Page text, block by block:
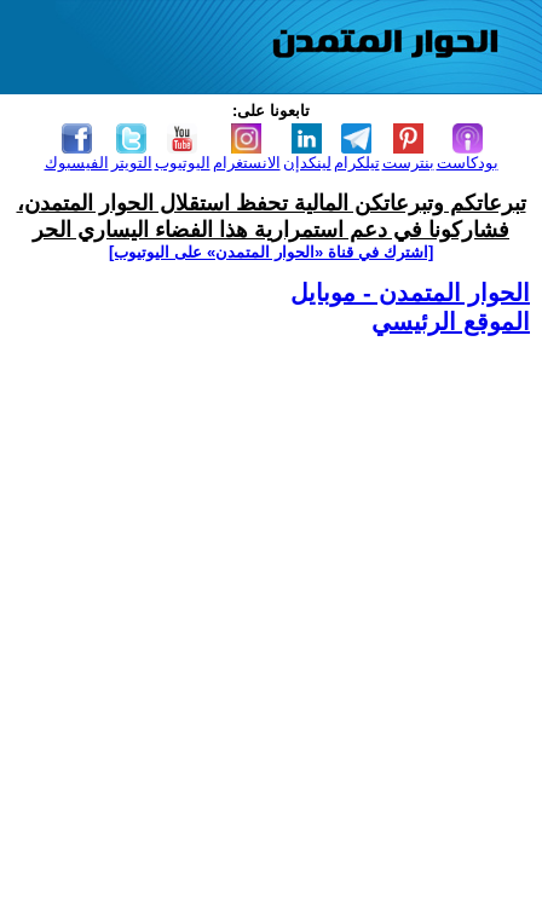
تابعونا على:
الفيسبوك التويتر اليوتيوب الانستغرام لينكدإن تيلكرامبنترست بودكاست
تبرعاتكم وتبرعاتكن المالية تحفظ استقلال الحوار المتمدن،
فشاركونا في دعم استمرارية هذا الفضاء اليساري الحر
[اشترك في قناة ‫«الحوار المتمدن» على اليوتيوب]
الحوار المتمدن - موبايل
الموقع الرئيسي